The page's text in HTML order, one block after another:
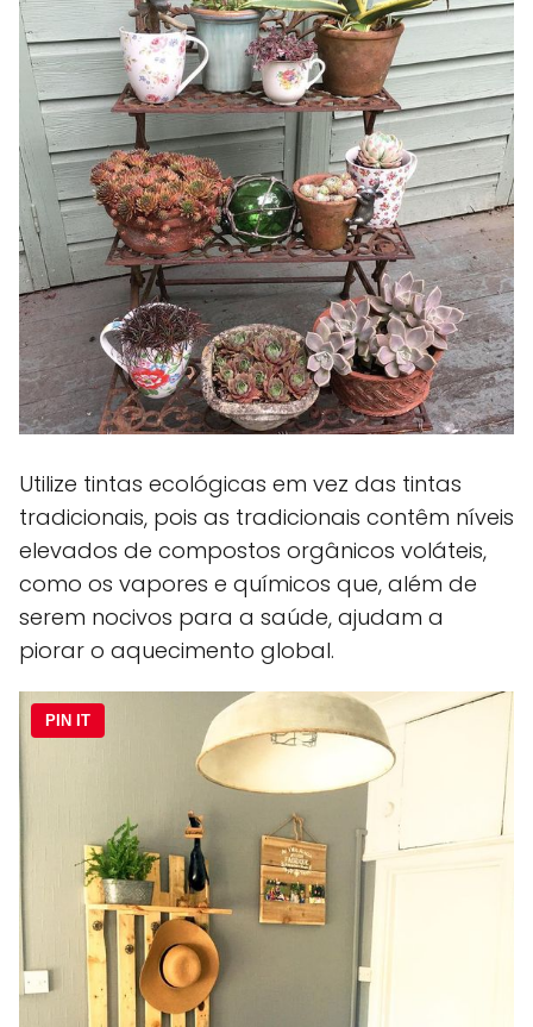
Utilize tintas ecológicas em vez das tintas
tradicionais, pois as tradicionais contêm níveis
elevados de compostos orgânicos voláteis,
como os vapores e químicos que, além de
serem nocivos para a saúde, ajudam a
piorar o aquecimento global.
PIN IT